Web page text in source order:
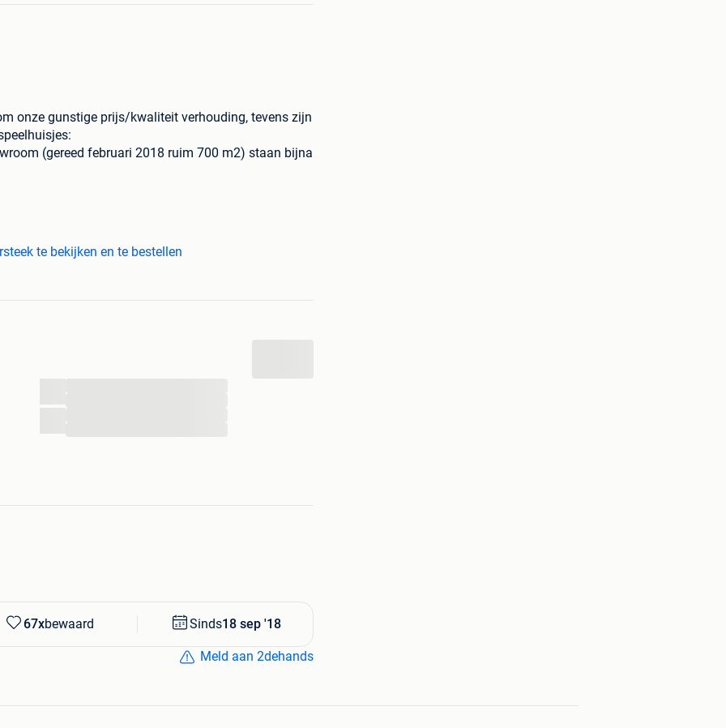
onze gunstige prijs/kwaliteit verhouding, tevens zijn
(gereed februari 2018 ruim 700 m2) staan bijna
aanbouw 1,045 x 3 m
van 9.00 tot 17.00 uur
bezoeken.
te bekijken en te bestellen
67xbewaard Sinds18 sep '18
Meld aan 2dehands